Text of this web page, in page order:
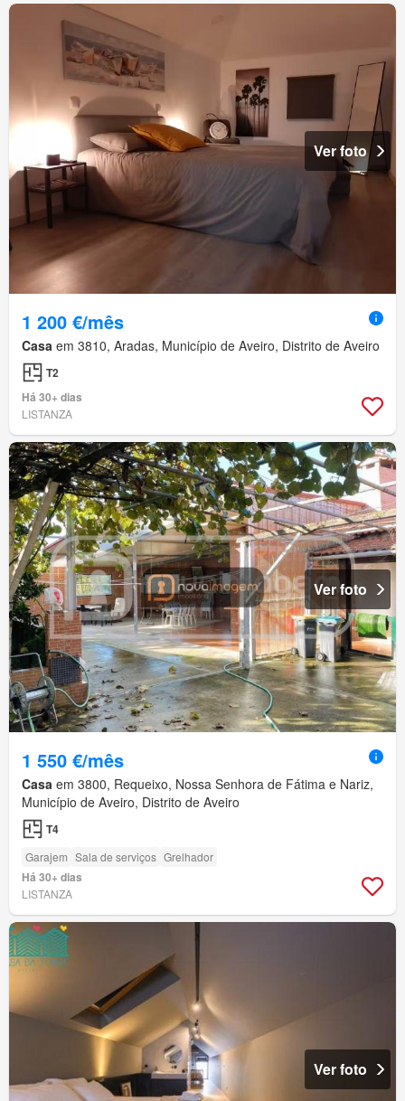
Ver foto
1 200 €/mês
Casa em 3810, Aradas, Município de Aveiro, Distrito de Aveiro
T2
Há 30+ dias
LISTANZA
Ver foto
1 550 €/mês
Casa em 3800, Requeixo, Nossa Senhora de Fátima e Nariz,
Município de Aveiro, Distrito de Aveiro
T4
Garajem Sala de serviços Grelhador
Há 30+ dias
LISTANZA
Ver foto